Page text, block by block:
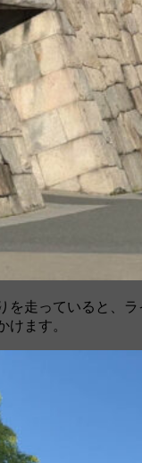
を走っていると、
けます。